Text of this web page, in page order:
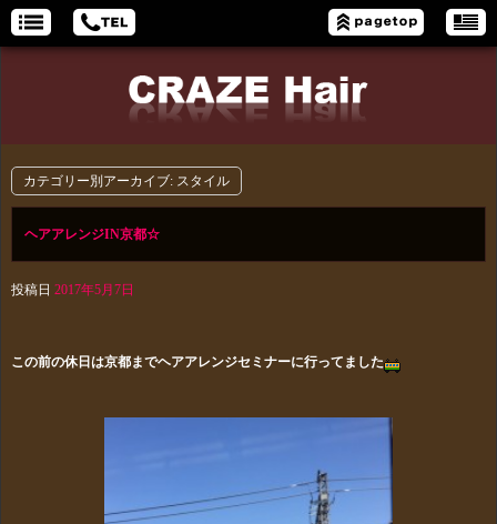
カテゴリー別アーカイブ: スタイル
ヘアアレンジIN京都☆
投稿日 2017年5月7日
この前の休日は京都までヘアアレンジセミナーに行ってました